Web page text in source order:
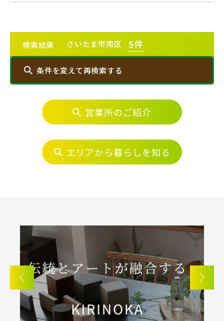
検索結果 さいたま市南区 5件
条件を変えて再検索する
エリアから探す
埼玉・中央エリア(50)
さいたま市中央区(0)
さいたま市桜区(2)
さいたま市浦和区(0)
さいたま市南区(5)
さいたま市緑区(1)
さいたま市岩槻区(0)
川越市(3)
川口市(11)
所沢市(1)
営業所のご紹介
エリアから暮らしを知る